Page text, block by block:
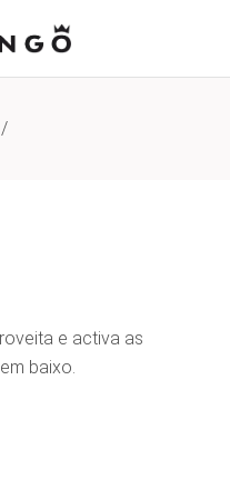
/
e activa as
baixo.